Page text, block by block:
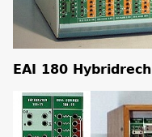
EAI 180